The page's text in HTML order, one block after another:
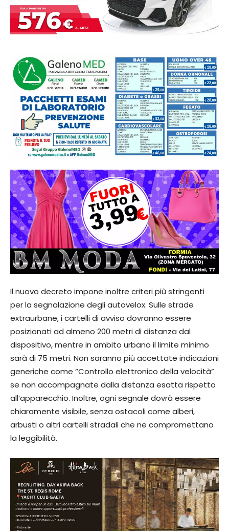
Il nuovo decreto impone inoltre criteri più stringenti
per la segnalazione degli autovelox. Sulle strade
extraurbane, i cartelli di avviso dovranno essere
posizionati ad almeno 200 metri di distanza dal
dispositivo, mentre in ambito urbano il limite minimo
sarà di 75 metri. Non saranno più accettate indicazioni
generiche come “Controllo elettronico della velocità”
se non accompagnate dalla distanza esatta rispetto
all’apparecchio. Inoltre, ogni segnale dovrà essere
chiaramente visibile, senza ostacoli come alberi,
arbusti o altri cartelli stradali che ne compromettano
la leggibilità.